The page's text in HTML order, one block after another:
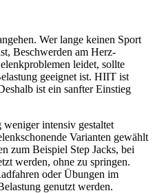
Wer lange keinen Sport
Beschwerden am Herz-
leidet, sollte
geeignet ist. HIIT ist
ist ein sanfter Einstieg
intensiv gestaltet
Varianten gewählt
zum Beispiel Step Jacks, bei
werden, ohne zu springen.
oder Übungen im
genutzt werden.